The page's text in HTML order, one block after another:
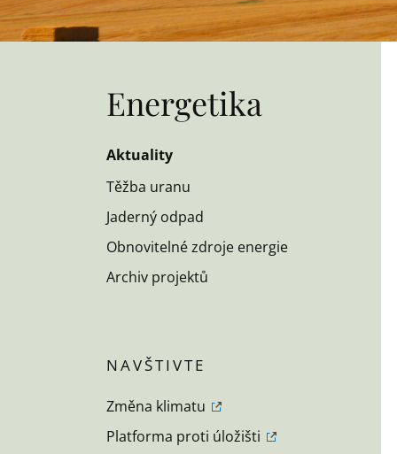
Energetika
Aktuality
Těžba uranu
Jaderný odpad
Obnovitelné zdroje energie
Archiv projektů
Změna klimatu
Platforma proti úložišti